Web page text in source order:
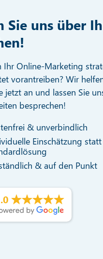
Sie uns über
Ihr Online-Marketing
vorantreiben? Wir
jetzt an und lassen Sie
besprechen!
& unverbindlich
Einschätzung statt
& auf den Punkt